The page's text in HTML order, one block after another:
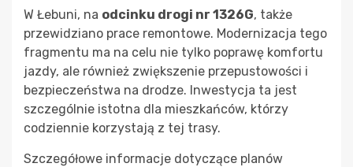
W Łebuni, na odcinku drogi nr 1326G, także
przewidziano prace remontowe. Modernizacja tego
fragmentu ma na celu nie tylko poprawę komfortu
jazdy, ale również zwiększenie przepustowości i
bezpieczeństwa na drodze. Inwestycja ta jest
szczególnie istotna dla mieszkańców, którzy
codziennie korzystają z tej trasy.
Szczegółowe informacje dotyczące planów